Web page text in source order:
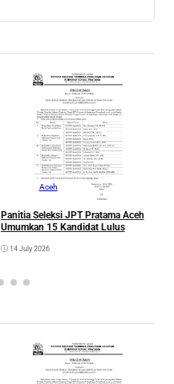
Aceh
Panitia Seleksi JPT Pratama Aceh
Umumkan 15 Kandidat Lulus
14 July 2026